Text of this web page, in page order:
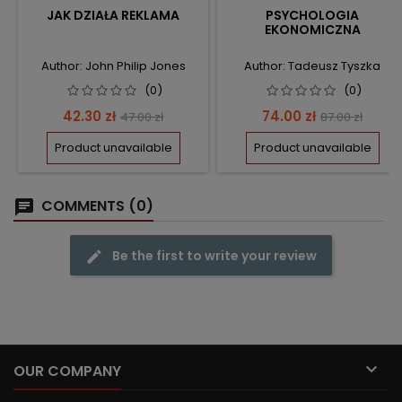
JAK DZIAŁA REKLAMA
Author: John Philip Jones
(0)
Price
42.30 zł Regular
price
47.00 zł
Product unavailable
PSYCHOLOGIA
EKONOMICZNA
Author: Tadeusz Tyszka
(0)
Price
74.00 zł Regular
price
87.00 zł
Product unavailable
COMMENTS (0)
Be the first to write your review
OUR COMPANY 